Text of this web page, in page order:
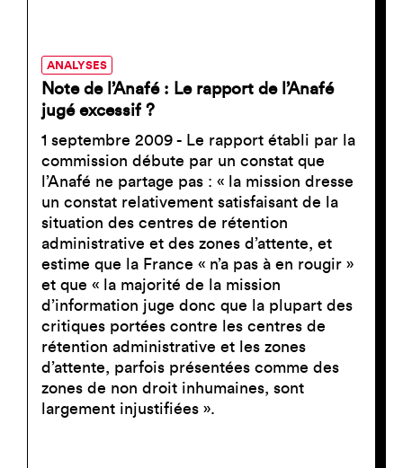
ANALYSES
Note de l’Anafé : Le rapport de l’Anafé
jugé excessif ?
1 septembre 2009 - Le rapport établi par la
commission débute par un constat que
l’Anafé ne partage pas : « la mission dresse
un constat relativement satisfaisant de la
situation des centres de rétention
administrative et des zones d’attente, et
estime que la France « n’a pas à en rougir »
et que « la majorité de la mission
d’information juge donc que la plupart des
critiques portées contre les centres de
rétention administrative et les zones
d’attente, parfois présentées comme des
zones de non droit inhumaines, sont
largement injustifiées ».